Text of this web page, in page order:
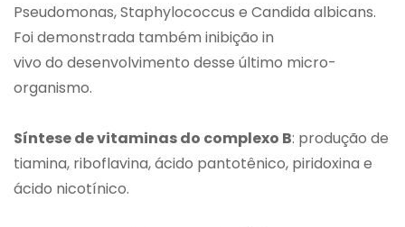
Pseudomonas, Staphylococcus e Candida albicans.
Foi demonstrada também inibição in
vivo do desenvolvimento desse último micro-
organismo.
Síntese de vitaminas do complexo B: produção de
tiamina, riboflavina, ácido pantotênico, piridoxina e
ácido nicotínico.